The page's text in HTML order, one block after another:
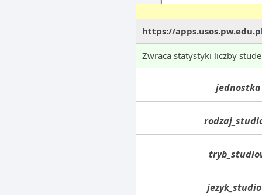
https://
Zwraca statystyki liczby
jednostka